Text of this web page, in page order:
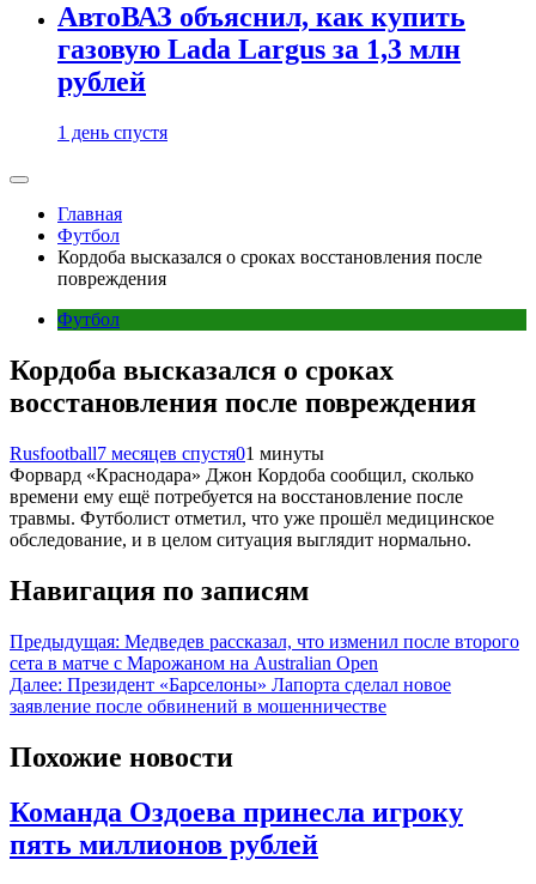
АвтоВАЗ объяснил, как купить
газовую Lada Largus за 1,3 млн
рублей
1 день спустя
Главная
Футбол
Кордоба высказался о сроках восстановления после
повреждения
Футбол
Кордоба высказался о сроках
восстановления после повреждения
Rusfootball7 месяцев спустя01 минуты
Форвард «Краснодара» Джон Кордоба сообщил, сколько
времени ему ещё потребуется на восстановление после
травмы. Футболист отметил, что уже прошёл медицинское
обследование, и в целом ситуация выглядит нормально.
Навигация по записям
Предыдущая: Медведев рассказал, что изменил после второго
сета в матче с Марожаном на Australian Open
Далее: Президент «Барселоны» Лапорта сделал новое
заявление после обвинений в мошенничестве
Похожие новости
Команда Оздоева принесла игроку
пять миллионов рублей